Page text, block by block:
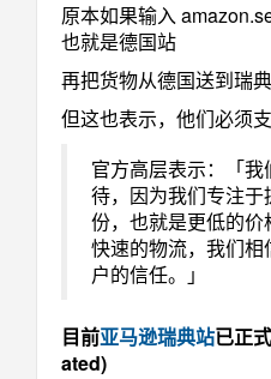
原本如果输入
也就是德国站
再把货物从德国送到瑞典
但这也表示，他们必须
官方高层表示：「
待，因为我们专注
份，也就是更低的
快速的物流，我们
户的信任。」
目前亚马逊瑞典站已正
ated)